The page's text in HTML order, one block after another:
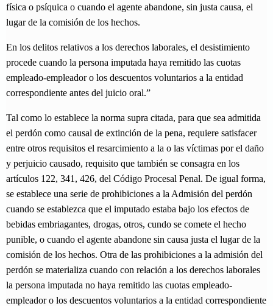
física o psíquica o cuando el agente abandone, sin justa causa, el
lugar de la comisión de los hechos.
En los delitos relativos a los derechos laborales, el desistimiento
procede cuando la persona imputada haya remitido las cuotas
empleado-empleador o los descuentos voluntarios a la entidad
correspondiente antes del juicio oral.”
Tal como lo establece la norma supra citada, para que sea admitida
el perdón como causal de extinción de la pena, requiere satisfacer
entre otros requisitos el resarcimiento a la o las víctimas por el daño
y perjuicio causado, requisito que también se consagra en los
artículos 122, 341, 426, del Código Procesal Penal. De igual forma,
se establece una serie de prohibiciones a la Admisión del perdón
cuando se establezca que el imputado estaba bajo los efectos de
bebidas embriagantes, drogas, otros, cundo se comete el hecho
punible, o cuando el agente abandone sin causa justa el lugar de la
comisión de los hechos. Otra de las prohibiciones a la admisión del
perdón se materializa cuando con relación a los derechos laborales
la persona imputada no haya remitido las cuotas empleado-
empleador o los descuentos voluntarios a la entidad correspondiente